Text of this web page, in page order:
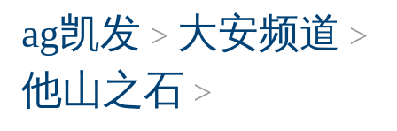
ag凯发 > 大安频道 >
他山之石 >